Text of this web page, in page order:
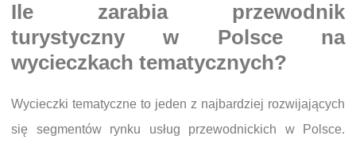
Ile zarabia przewodnik
turystyczny w Polsce na
wycieczkach tematycznych?
Wycieczki tematyczne to jeden z najbardziej rozwijających
się segmentów rynku usług przewodnickich w Polsce.